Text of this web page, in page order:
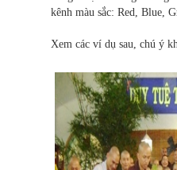
kênh màu sắc: Red, Blue,
Xem các ví dụ sau, chú ý